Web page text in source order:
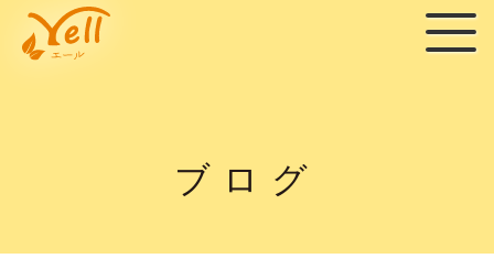
ブログ